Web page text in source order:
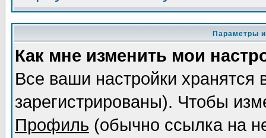
Параметры
Как мне изменить мои
Все ваши настройки
зарегистрированы). Чтобы
Профиль (обычно ссылка на